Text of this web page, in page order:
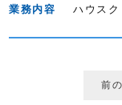
業務内容
ハウス
前